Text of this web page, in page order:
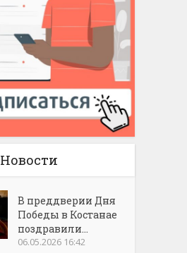
Новости
В преддверии Дня
Победы в Костанае
поздравили...
06.05.2026 16:42